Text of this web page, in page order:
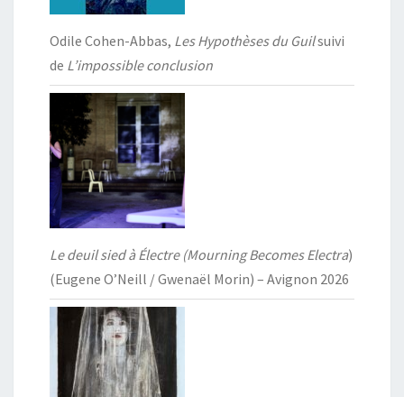
Odile Cohen-Abbas, Les Hypothèses du Guilsuivi
de L’impossible conclusion
Le deuil sied à Électre (Mourning Becomes Electra)
(Eugene O’Neill / Gwenaël Morin) – Avignon 2026